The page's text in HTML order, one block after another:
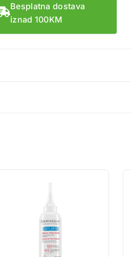
Besplatna dostava
iznad 100KM